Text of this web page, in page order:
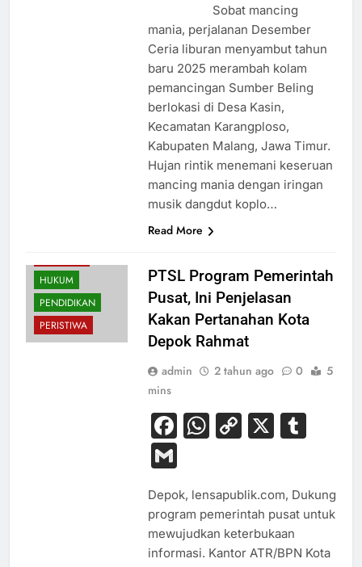
Sobat mancing
mania, perjalanan Desember
Ceria liburan menyambut tahun
baru 2025 merambah kolam
pemancingan Sumber Beling
berlokasi di Desa Kasin,
Kecamatan Karangploso,
Kabupaten Malang, Jawa Timur.
Hujan rintik menemani keseruan
mancing mania dengan iringan
musik dangdut koplo…
Read More
HUKUM
PENDIDIKAN
PERISTIWA
PTSL Program Pemerintah
Pusat, Ini Penjelasan
Kakan Pertanahan Kota
Depok Rahmat
admin 2 tahun ago 0
5
mins
Facebook
WhatsApp
Copy
X
Gmail
Depok, lensapublik.com, Dukung
program pemerintah pusat untuk
mewujudkan keterbukaan
informasi. Kantor ATR/BPN Kota